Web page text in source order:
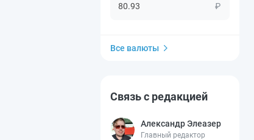
₽
Все валюты
Связь с редакцией
Александр Элеазер
Главный редактор